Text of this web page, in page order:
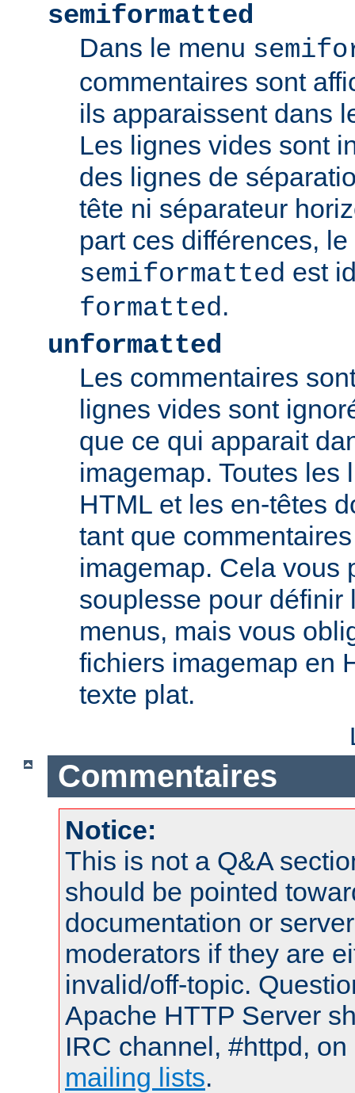
semiformatted
Dans le menu
commentaires sont
ils apparaissent dans
Les lignes vides sont
des lignes de
tête ni séparateur
part ces différences,
semiformatted est
formatted.
unformatted
Les commentaires
lignes vides sont
que ce qui apparait
imagemap. Toutes les
HTML et les en-têtes
tant que
imagemap. Cela vous
souplesse pour définir
menus, mais vous
fichiers imagemap en
texte plat.
Commentaires
Notice:
This is not a Q&A
should be pointed
documentation or
moderators if they are
invalid/off-topic.
Apache HTTP Server
IRC channel, #httpd,
mailing lists.